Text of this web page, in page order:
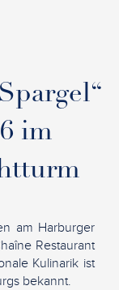
im
am Harburger
Restaurant
Kulinarik ist
bekannt.